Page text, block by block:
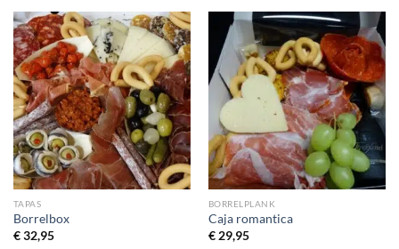
TAPAS
Borrelbox
€32,95
BORRELPLANK
Caja romantica
€29,95